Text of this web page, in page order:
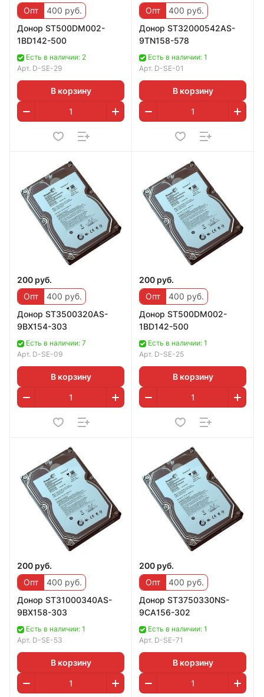
Опт
400 руб.
Дoнop ST500DM002-
1BD142-500
Есть в наличии: 2
Арт. D-SE-29
В корзину
Опт
400 руб.
Дoнор ST32000542AS-
9TN158-578
Есть в наличии: 1
Арт. D-SE-01
В корзину
200 руб.
Опт
400 руб.
Дoнoр ST3500320AS-
9BX154-303
Есть в наличии: 7
Арт. D-SE-09
В корзину
200 руб.
Опт
400 руб.
Дoнoр ST500DM002-
1BD142-500
Есть в наличии: 1
Арт. D-SE-25
В корзину
200 руб.
Опт
400 руб.
Дoнoр ST31000340AS-
9BX158-303
Есть в наличии: 1
Арт. D-SE-53
В корзину
200 руб.
Опт
400 руб.
Донор ST3750330NS-
9CA156-302
Есть в наличии: 1
Арт. D-SE-71
В корзину